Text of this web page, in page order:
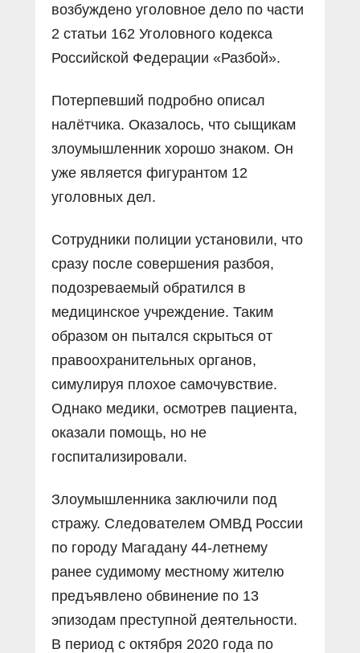
возбуждено уголовное дело по части
2 статьи 162 Уголовного кодекса
Российской Федерации «Разбой».
Потерпевший подробно описал
налётчика. Оказалось, что сыщикам
злоумышленник хорошо знаком. Он
уже является фигурантом 12
уголовных дел.
Сотрудники полиции установили, что
сразу после совершения разбоя,
подозреваемый обратился в
медицинское учреждение. Таким
образом он пытался скрыться от
правоохранительных органов,
симулируя плохое самочувствие.
Однако медики, осмотрев пациента,
оказали помощь, но не
госпитализировали.
Злоумышленника заключили под
стражу. Следователем ОМВД России
по городу Магадану 44-летнему
ранее судимому местному жителю
предъявлено обвинение по 13
эпизодам преступной деятельности.
В период с октября 2020 года по